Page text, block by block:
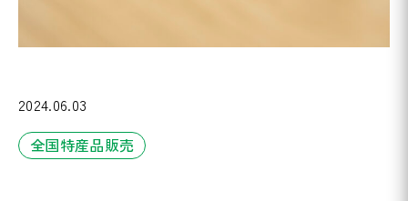
2024.06.03
全国特産品販売